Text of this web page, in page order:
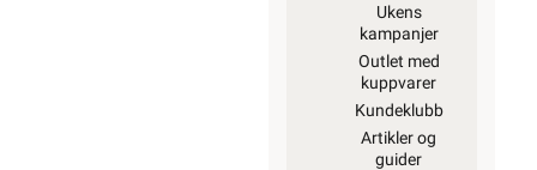
Ukens
kampanjer
Outlet med
kuppvarer
Kundeklubb
Artikler og
guider